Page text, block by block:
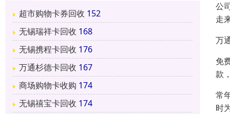
超市购物卡券回收 152
无锡瑞祥卡回收 168
无锡携程卡回收 176
万通杉德卡回收 167
商场购物卡收购 174
无锡禧宝卡回收 174
公
走
万
免
款
常
时